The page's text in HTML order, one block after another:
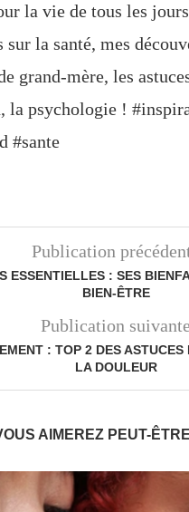
la vie de tous les
sur la santé, mes
grand-mère, les
la psychologie !
#sante
Publication
ESSENTIELLES : SES
BIEN-ÊTRE
Publication suivante
: TOP 2 DES ASTUCES
LA DOULEUR
AIMEREZ PEUT-